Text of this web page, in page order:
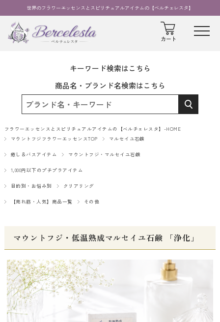
世界のフラワーエッセンスとスピリチュアルアイテムの【ベルチェレスタ】
キーワード検索はこちら
商品名・ブランド名検索はこちら
フラワーエッセンスとスピリチュアルアイテムの【ベルチェレスタ】-HOME
マウントフジフラワーエッセンスTOP
マルセイユ石鹸
癒し＆バスアイテム マウントフジ・マルセイユ石鹸
1,000円以下のプチプラアイテム
目的別・お悩み別 クリアリング
【売れ筋・人気】商品一覧 その他
マウントフジ・低温熟成マルセイユ石鹸 「浄化」